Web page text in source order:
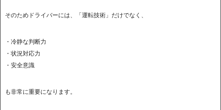
そのためドライバーには、「運転技術」だけでなく、
・冷静な判断力
・状況対応力
・安全意識
も非常に重要になります。